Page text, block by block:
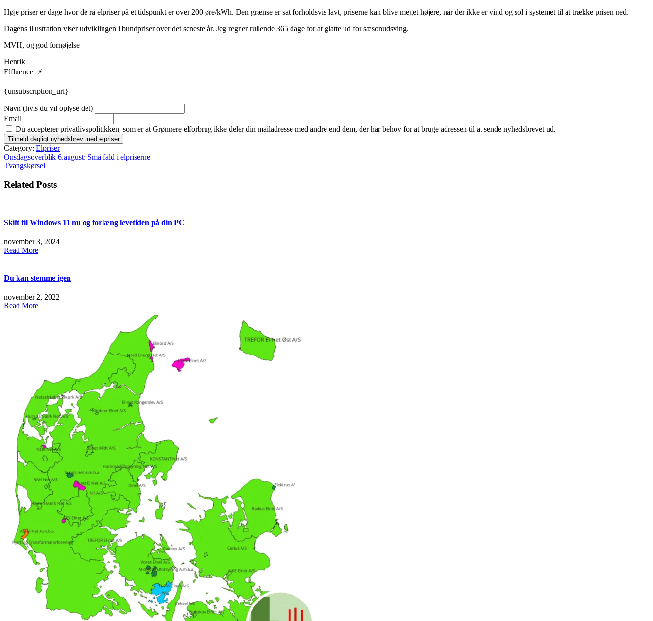
Høje priser er dage hvor de rå elpriser på et tidspunkt er over 200 øre/kWh. Den grænse er sat forholdsvis lavt, priserne kan blive meget højere, når der ikke er vind og sol i systemet til at trække prisen ned.
Dagens illustration viser udviklingen i bundpriser over det seneste år. Jeg regner rullende 365 dage for at glatte ud for sæsonudsving.
MVH, og god fornøjelse
Henrik
Elfluencer ⚡
{unsubscription_url}
Navn (hvis du vil oplyse det)
Email
Du accepterer privatlivspolitikken, som er at Grønnere elforbrug ikke deler din mailadresse med andre end dem, der har behov for at bruge adressen til at sende nyhedsbrevet ud.
Category: Elpriser
Indlægsnavigation
Onsdagsoverblik 6.august: Små fald i elpriserne
Tvangskørsel
Related Posts
Skift til Windows 11 nu og forlæng levetiden på din PC
november 3, 2024
Read More
Du kan stemme igen
november 2, 2022
Read More